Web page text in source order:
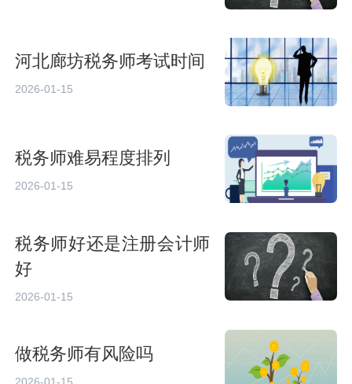
河北廊坊税务师考试时间
2026-01-15
税务师难易程度排列
2026-01-15
税务师好还是注册会计师
好
2026-01-15
做税务师有风险吗